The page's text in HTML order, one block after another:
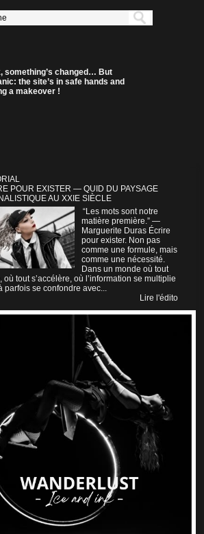
something’s changed… But
the site’s in safe hands and
a makeover !
POUR EXISTER — QUID DU PAYSAGE
AU XXIE SIÈCLE
“Les mots sont notre
matière première.” —
Marguerite Duras Écrire
pour exister. Non pas
comme une formule, mais
comme une nécessité.
Dans un monde où tout
où tout s’accélère, où l’information se multiplie
parfois se confondre avec...
Lire l'édito